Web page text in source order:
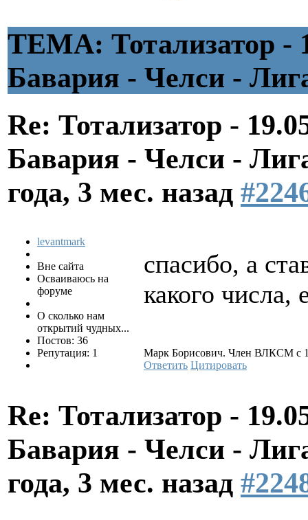
ТЕМА: Тотализатор -
Бавария - Челси -
Re: Тотализатор -
Бавария - Челси -
года, 3 мес. назад
levantmark
Вне сайта
Осваиваюсь на
форуме
О сколько нам
открытий чудных...
Постов: 36
Репутация: 1
спасибо, а
какого
Марк Борисович. Член ВЛКСМ с
Ответить Цитировать
Re: Тотализатор -
Бавария - Челси -
года, 3 мес. назад